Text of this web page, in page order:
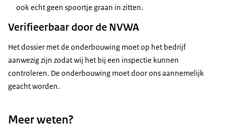
ook echt geen spoortje graan in zitten.
Verifieerbaar door de NVWA
Het dossier met de onderbouwing moet op het bedrijf
aanwezig zijn zodat wij het bij een inspectie kunnen
controleren. De onderbouwing moet door ons aannemelijk
geacht worden.
Meer weten?